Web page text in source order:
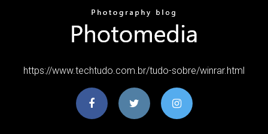
https://www.techtudo.com.br/tudo-sobre/winrar.html